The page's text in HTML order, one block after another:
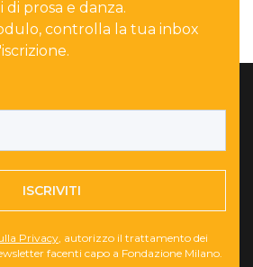
prosa e danza.
controlla la tua inbox
ISCRIVITI
Privacy , autorizzo il trattamento dei
facenti capo a Fondazione Milano.